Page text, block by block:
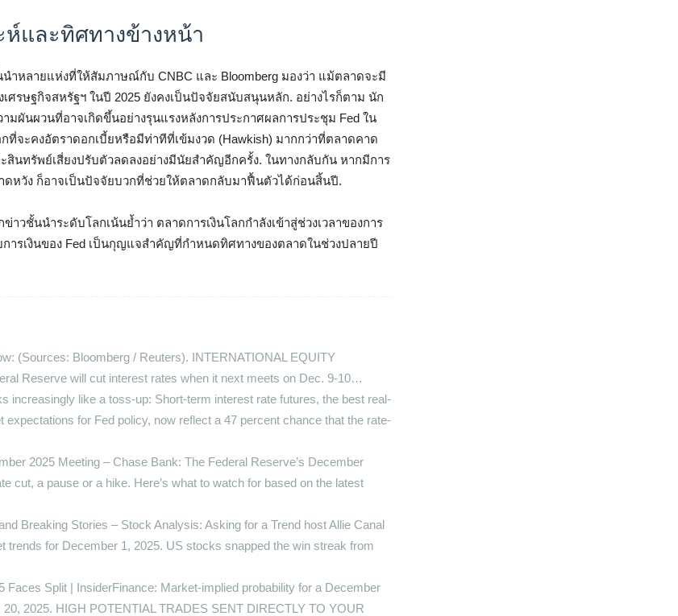
ห์และทิศทางข้างหน้า
นำหลายแห่งที่ให้สัมภาษณ์กับ CNBC และ Bloomberg มองว่า แม้ตลาดจะมี
รษฐกิจสหรัฐฯ ในปี 2025 ยังคงเป็นปัจจัยสนับสนุนหลัก. อย่างไรก็ตาม นัก
มผันผวนที่อาจเกิดขึ้นอย่างรุนแรงหลังการประกาศผลการประชุม Fed ใน
กที่จะคงอัตราดอกเบี้ยหรือมีท่าทีที่เข้มงวด (Hawkish) มากกว่าที่ตลาดคาด
สินทรัพย์เสี่ยงปรับตัวลดลงอย่างมีนัยสำคัญอีกครั้ง. ในทางกลับกัน หากมีการ
หวัง ก็อาจเป็นปัจจัยบวกที่ช่วยให้ตลาดกลับมาฟื้นตัวได้ก่อนสิ้นปี.
วชั้นนำระดับโลกเน้นย้ำว่า ตลาดการเงินโลกกำลังเข้าสู่ช่วงเวลาของการ
ารเงินของ Fed เป็นกุญแจสำคัญที่กำหนดทิศทางของตลาดในช่วงปลายปี
(Sources: Bloomberg / Reuters). INTERNATIONAL EQUITY
Reserve will cut interest rates when it next meets on Dec. 9-10…
increasingly like a toss-up: Short-term interest rate futures, the best real-
expectations for Fed policy, now reflect a 47 percent chance that the rate-
2025 Meeting – Chase Bank: The Federal Reserve’s December
cut, a pause or a hike. Here’s what to watch for based on the latest
Breaking Stories – Stock Analysis: Asking for a Trend host Allie Canal
trends for December 1, 2025. US stocks snapped the win streak from
Faces Split | InsiderFinance: Market-implied probability for a December
2025. HIGH POTENTIAL TRADES SENT DIRECTLY TO YOUR